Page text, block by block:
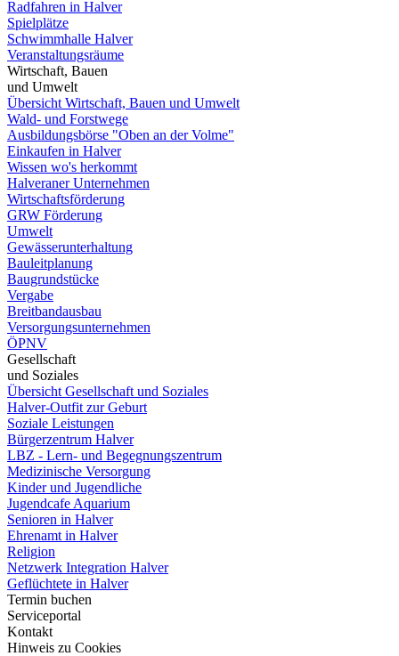
Radfahren in Halver
Spielplätze
Schwimmhalle Halver
Veranstaltungsräume
Wirtschaft, Bauen
und Umwelt
Übersicht Wirtschaft, Bauen und Umwelt
Wald- und Forstwege
Ausbildungsbörse "Oben an der Volme"
Einkaufen in Halver
Wissen wo's herkommt
Halveraner Unternehmen
Wirtschaftsförderung
GRW Förderung
Umwelt
Gewässerunterhaltung
Bauleitplanung
Baugrundstücke
Vergabe
Breitbandausbau
Versorgungsunternehmen
ÖPNV
Gesellschaft
und Soziales
Übersicht Gesellschaft und Soziales
Halver-Outfit zur Geburt
Soziale Leistungen
Bürgerzentrum Halver
LBZ - Lern- und Begegnungszentrum
Medizinische Versorgung
Kinder und Jugendliche
Jugendcafe Aquarium
Senioren in Halver
Ehrenamt in Halver
Religion
Netzwerk Integration Halver
Geflüchtete in Halver
Termin buchen
Serviceportal
Kontakt
Hinweis zu Cookies